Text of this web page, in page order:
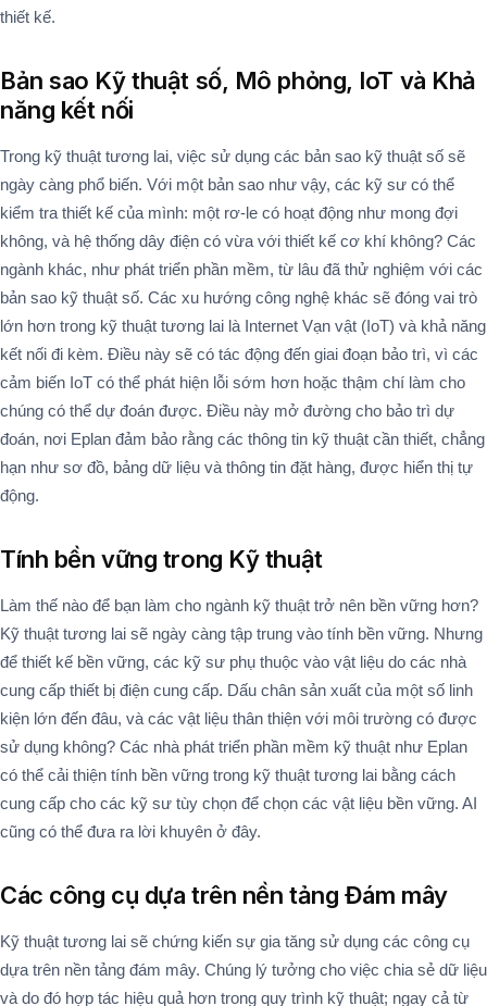
thiết kế.
Bản sao Kỹ thuật số, Mô phỏng, IoT và Khả
năng kết nối
Trong kỹ thuật tương lai, việc sử dụng các bản sao kỹ thuật số sẽ
ngày càng phổ biến. Với một bản sao như vậy, các kỹ sư có thể
kiểm tra thiết kế của mình: một rơ-le có hoạt động như mong đợi
không, và hệ thống dây điện có vừa với thiết kế cơ khí không? Các
ngành khác, như phát triển phần mềm, từ lâu đã thử nghiệm với các
bản sao kỹ thuật số. Các xu hướng công nghệ khác sẽ đóng vai trò
lớn hơn trong kỹ thuật tương lai là Internet Vạn vật (IoT) và khả năng
kết nối đi kèm. Điều này sẽ có tác động đến giai đoạn bảo trì, vì các
cảm biến IoT có thể phát hiện lỗi sớm hơn hoặc thậm chí làm cho
chúng có thể dự đoán được. Điều này mở đường cho bảo trì dự
đoán, nơi Eplan đảm bảo rằng các thông tin kỹ thuật cần thiết, chẳng
hạn như sơ đồ, bảng dữ liệu và thông tin đặt hàng, được hiển thị tự
động.
Tính bền vững trong Kỹ thuật
Làm thế nào để bạn làm cho ngành kỹ thuật trở nên bền vững hơn?
Kỹ thuật tương lai sẽ ngày càng tập trung vào tính bền vững. Nhưng
để thiết kế bền vững, các kỹ sư phụ thuộc vào vật liệu do các nhà
cung cấp thiết bị điện cung cấp. Dấu chân sản xuất của một số linh
kiện lớn đến đâu, và các vật liệu thân thiện với môi trường có được
sử dụng không? Các nhà phát triển phần mềm kỹ thuật như Eplan
có thể cải thiện tính bền vững trong kỹ thuật tương lai bằng cách
cung cấp cho các kỹ sư tùy chọn để chọn các vật liệu bền vững. AI
cũng có thể đưa ra lời khuyên ở đây.
Các công cụ dựa trên nền tảng Đám mây
Kỹ thuật tương lai sẽ chứng kiến sự gia tăng sử dụng các công cụ
dựa trên nền tảng đám mây. Chúng lý tưởng cho việc chia sẻ dữ liệu
và do đó hợp tác hiệu quả hơn trong quy trình kỹ thuật; ngay cả từ